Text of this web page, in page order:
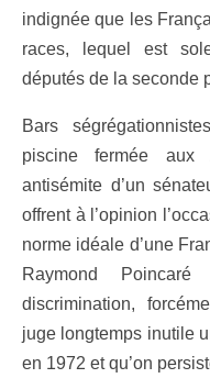
indignée que les
races, lequel est
députés de la seconde
Bars
piscine fermée aux
antisémite d’un
offrent à l’opinion
norme idéale d’une
Raymond
discrimination,
juge longtemps inutile
en 1972 et qu’on